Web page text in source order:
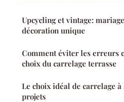
Upcycling et vintage:
décoration unique
Comment éviter les erreurs
choix du carrelage terrasse
Le choix idéal de carrelage à
projets